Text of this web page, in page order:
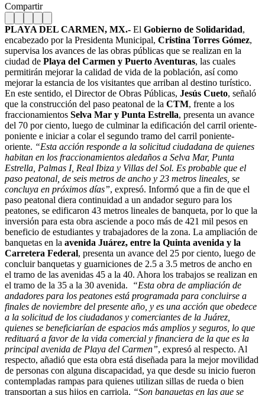
Compartir
PLAYA DEL CARMEN, MX.- El Gobierno de Solidaridad,
encabezado por la Presidenta Municipal, Cristina Torres Gómez,
supervisa los avances de las obras públicas que se realizan en la
ciudad de Playa del Carmen y Puerto Aventuras, las cuales
permitirán mejorar la calidad de vida de la población, así como
mejorar la estancia de los visitantes que arriban al destino turístico.
En este sentido, el Director de Obras Públicas, Jesús Cueto, señaló
que la construcción del paso peatonal de la CTM, frente a los
fraccionamientos Selva Mar y Punta Estrella, presenta un avance
del 70 por ciento, luego de culminar la edificación del carril oriente-
poniente e iniciar a colar el segundo tramo del carril poniente-
oriente. “Esta acción responde a la solicitud ciudadana de quienes
habitan en los fraccionamientos aledaños a Selva Mar, Punta
Estrella, Palmas I, Real Ibiza y Villas del Sol. Es probable que el
paso peatonal, de seis metros de ancho y 23 metros lineales, se
concluya en próximos días”, expresó. Informó que a fin de que el
paso peatonal diera continuidad a un andador seguro para los
peatones, se edificaron 43 metros lineales de banqueta, por lo que la
inversión para esta obra asciende a poco más de 421 mil pesos en
beneficio de estudiantes y trabajadores de la zona. La ampliación de
banquetas en la avenida Juárez, entre la Quinta avenida y la
Carretera Federal, presenta un avance del 25 por ciento, luego de
concluir banquetas y guarniciones de 2.5 a 3.5 metros de ancho en
el tramo de las avenidas 45 a la 40. Ahora los trabajos se realizan en
el tramo de la 35 a la 30 avenida.
“Esta obra de ampliación de
andadores para los peatones está programada para concluirse a
finales de noviembre del presente año, y es una acción que obedece
a la solicitud de los ciudadanos y comerciantes de la Juárez,
quienes se beneficiarían de espacios más amplios y seguros, lo que
redituará a favor de la vida comercial y financiera de la que es la
principal avenida de Playa del Carmen”, expresó al respecto. Al
respecto, añadió que esta obra está diseñada para la mejor movilidad
de personas con alguna discapacidad, ya que desde su inicio fueron
contempladas rampas para quienes utilizan sillas de rueda o bien
transportan a sus hijos en carriola. “Son banquetas en las que se